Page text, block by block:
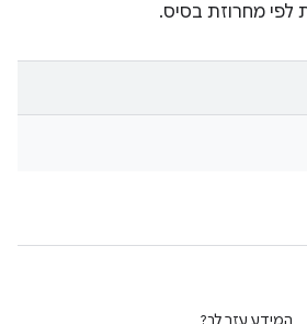
מחרוזת בסיס.
המידע עזר לך?